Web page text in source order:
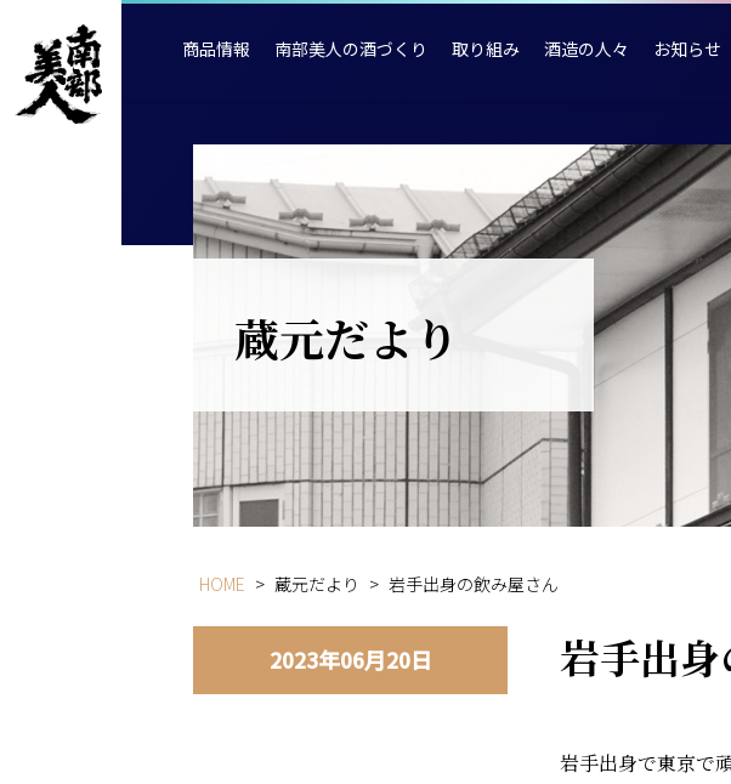
商品情報 南部美人の酒づくり 取り組み 酒造の人々 お知らせ
蔵元だより
HOME > 蔵元だより > 岩手出身の飲み屋さん
2023年06月20日 岩手出
岩手出身で東京で